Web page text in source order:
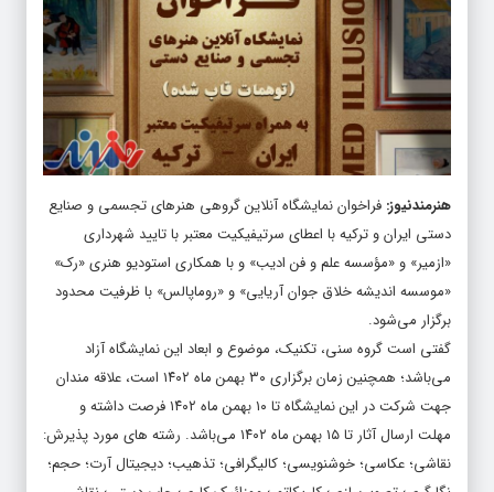
هنرمندنیوز:فراخوان نمایشگاه آنلاین گروهی هنرهای تجسمی و صنایع
دستی ایران و ترکیه با اعطای سرتیفیکیت معتبر با تایید شهرداری
«ازمیر» و «مؤسسه علم و فن ادیب» و با همکاری استودیو هنری «رک»
«موسسه اندیشه خلاق جوان آریایی» و «روماپالس» با ظرفیت محدود
برگزار می‌شود.
گفتی است گروه سنی، تکنیک، موضوع و ابعاد این نمایشگاه آزاد
می‌باشد؛ همچنین زمان برگزاری ۳۰ بهمن ماه ۱۴۰۲ است، علاقه مندان
جهت شرکت در این نمایشگاه تا ۱۰ بهمن ماه ۱۴۰۲ فرصت داشته و
مهلت ارسال آثار تا ۱۵ بهمن ماه ۱۴۰۲ می‌باشد. رشته های مورد پذیرش:
نقاشی؛ عکاسی؛ خوشنویسی؛ کالیگرافی؛ تذهیب؛ دیجیتال آرت؛ حجم؛
نگارگری؛ تصویرسازی؛ کاریکاتور؛ موزائیک کاری؛ چاپ دستی؛ نقاشی